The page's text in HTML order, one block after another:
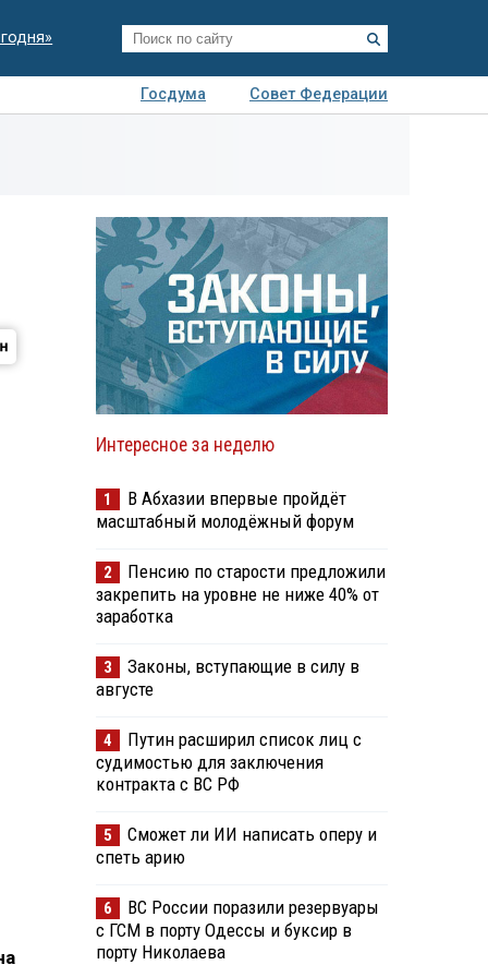
Госдума
Совет Федерации
Интересное за неделю
1
В Абхазии впервые пройдёт
масштабный молодёжный форум
2
Пенсию по старости предложили
закрепить на уровне не ниже 40% от
заработка
3
Законы, вступающие в силу в
августе
4
Путин расширил список лиц с
судимостью для заключения
контракта с ВС РФ
5
Сможет ли ИИ написать оперу и
спеть арию
6
ВС России поразили резервуары
с ГСМ в порту Одессы и буксир в
порту Николаева